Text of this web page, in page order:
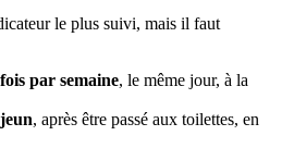
le plus suivi, mais il faut
par semaine, le même jour, à la
, après être passé aux toilettes, en